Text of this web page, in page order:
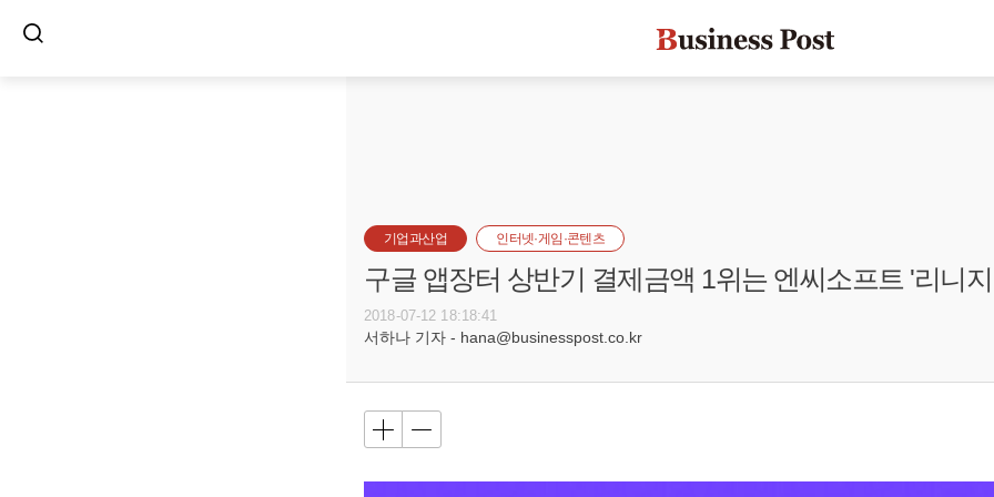
기업과산업 인터넷·게임·콘텐츠
구글 앱장터 상반기 결제금액 1위는 엔씨소프트 '리니
2018-07-12 18:18:41
서하나 기자 - hana@businesspost.co.kr